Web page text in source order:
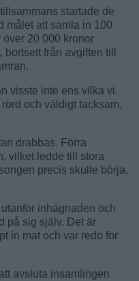
startade de
målet att samla in 100
över 20 000 kronor
från avgiften till
visste inte ens vilka vi
och väldigt tacksam,
drabbas. Förra
vilket ledde till stora
precis skulle börja,
inhägnaden och
på sig själv. Det är
in mat och var redo för
avsluta insamlingen